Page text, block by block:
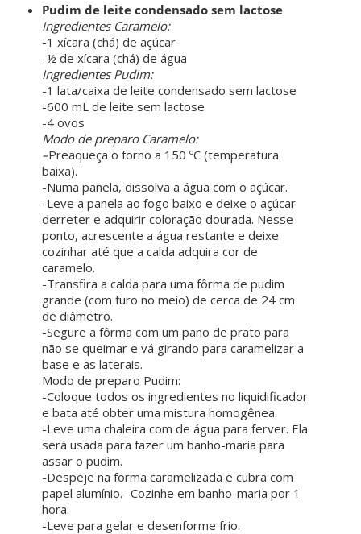
Pudim de leite condensado sem lactose
Ingredientes Caramelo:
-1 xícara (chá) de açúcar
-½ de xícara (chá) de água
Ingredientes Pudim:
-1 lata/caixa de leite condensado sem lactose
-600 mL de leite sem lactose
-4 ovos
Modo de preparo Caramelo:
–Preaqueça o forno a 150 ºC (temperatura
baixa).
-Numa panela, dissolva a água com o açúcar.
-Leve a panela ao fogo baixo e deixe o açúcar
derreter e adquirir coloração dourada. Nesse
ponto, acrescente a água restante e deixe
cozinhar até que a calda adquira cor de
caramelo.
-Transfira a calda para uma fôrma de pudim
grande (com furo no meio) de cerca de 24 cm
de diâmetro.
-Segure a fôrma com um pano de prato para
não se queimar e vá girando para caramelizar a
base e as laterais.
Modo de preparo Pudim:
-Coloque todos os ingredientes no liquidificador
e bata até obter uma mistura homogênea.
-Leve uma chaleira com de água para ferver. Ela
será usada para fazer um banho-maria para
assar o pudim.
-Despeje na forma caramelizada e cubra com
papel alumínio. -Cozinhe em banho-maria por 1
hora.
-Leve para gelar e desenforme frio.